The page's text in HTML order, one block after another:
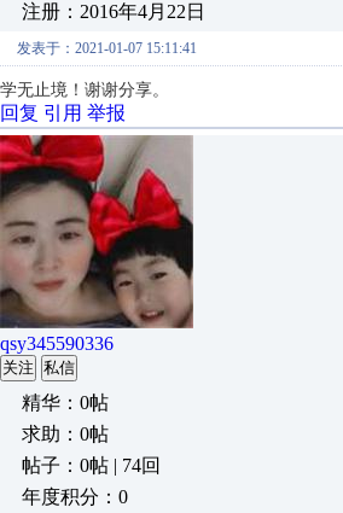
注册：2016年4月22日
发表于：2021-01-07 15:11:41
学无止境！谢谢分享。
回复 引用 举报
qsy345590336
关注 私信
精华：0帖
求助：0帖
帖子：0帖 | 74回
年度积分：0